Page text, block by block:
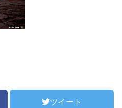
ツイート